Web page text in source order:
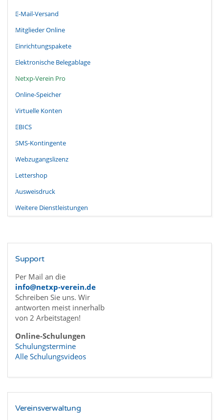
E-Mail-Versand
Mitglieder Online
Einrichtungspakete
Elektronische Belegablage
Netxp-Verein Pro
Online-Speicher
Virtuelle Konten
EBICS
SMS-Kontingente
Webzugangslizenz
Lettershop
Ausweisdruck
Weitere Dienstleistungen
Support
Per Mail an die
info@netxp-verein.de
Schreiben Sie uns. Wir
antworten meist innerhalb
von 2 Arbeitstagen!
Online-Schulungen
Schulungstermine
Alle Schulungsvideos
Vereinsverwaltung